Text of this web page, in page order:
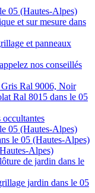
05 (Hautes-Alpes)
et sur mesure dans
et panneaux
nos conseillés
Ral 9006, Noir
Ral 8015 dans le 05
05 (Hautes-Alpes)
le 05 (Hautes-Alpes)
Alpes)
de jardin dans le
jardin dans le 05